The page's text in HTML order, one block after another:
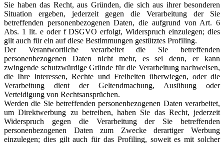
Sie haben das Recht, aus Gründen, die sich aus ihrer besonderen
Situation ergeben, jederzeit gegen die Verarbeitung der Sie
betreffenden personenbezogenen Daten, die aufgrund von Art. 6
Abs. 1 lit. e oder f DSGVO erfolgt, Widerspruch einzulegen; dies
gilt auch für ein auf diese Bestimmungen gestütztes Profiling.
Der Verantwortliche verarbeitet die Sie betreffenden
personenbezogenen Daten nicht mehr, es sei denn, er kann
zwingende schutzwürdige Gründe für die Verarbeitung nachweisen,
die Ihre Interessen, Rechte und Freiheiten überwiegen, oder die
Verarbeitung dient der Geltendmachung, Ausübung oder
Verteidigung von Rechtsansprüchen.
Werden die Sie betreffenden personenbezogenen Daten verarbeitet,
um Direktwerbung zu betreiben, haben Sie das Recht, jederzeit
Widerspruch gegen die Verarbeitung der Sie betreffenden
personenbezogenen Daten zum Zwecke derartiger Werbung
einzulegen; dies gilt auch für das Profiling, soweit es mit solcher